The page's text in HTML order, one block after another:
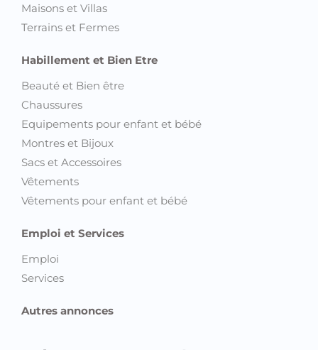
Maisons et Villas
Terrains et Fermes
Habillement et Bien Etre
Beauté et Bien être
Chaussures
Equipements pour enfant et bébé
Montres et Bijoux
Sacs et Accessoires
Vêtements
Vêtements pour enfant et bébé
Emploi et Services
Emploi
Services
Autres annonces